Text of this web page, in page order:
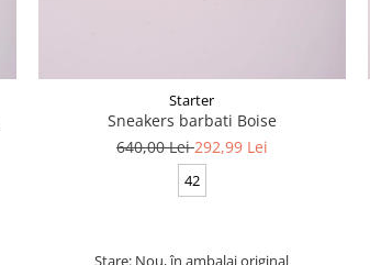
Starter
Sneakers barbati Boise
640,00 Lei292,99 Lei
42